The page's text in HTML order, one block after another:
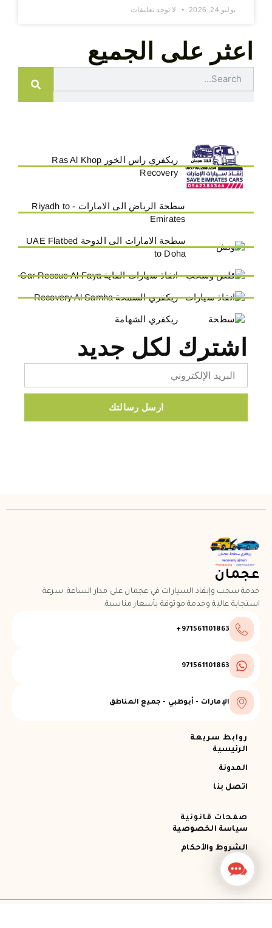
يوليو 24, 2026 لا توجد تعليقات
اعثر على الجميع
ريكفري راس الخور Ras Al Khop
Recovery
سطحة الرياض الى الامارات - Riyadh to
Emirates
سطحة الامارات الى الدوحة UAE Flatbed
to Doha
انقاذ سيارات الفاية Car Rescue Al-Faya
ريكفري السمحة Recovery Al Samha
ريكفري الشهامة
اشترك لكل جديد
ارسل رسالتك
عجمان
خدمة سحب وإنقاذ السيارات في عجمان على مدار الساعة. سرعة
استجابة عالية وخدمة موثوقة بأسعار مناسبة.
971561101863+
971561101863
الإمارات - أبوظبي - جميع المناطق
روابط سريعة
الرئيسية
المدونة
اتصل بنا
صفحات قانونية
سياسة الخصوصية
الشروط والأحكام
Contact
Us